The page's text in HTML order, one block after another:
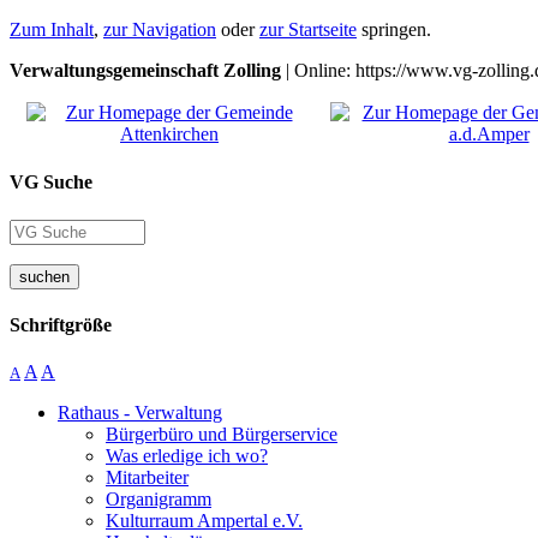
Zum Inhalt, zur Navigation oderzur Startseite springen.
Verwaltungsgemeinschaft Zolling | Online: https://www.vg-
VG Suche
suchen
Schriftgröße
A A A
Rathaus - Verwaltung
Bürgerbüro und Bürgerservice
Was erledige ich wo?
Mitarbeiter
Organigramm
Kulturraum Ampertal e.V.